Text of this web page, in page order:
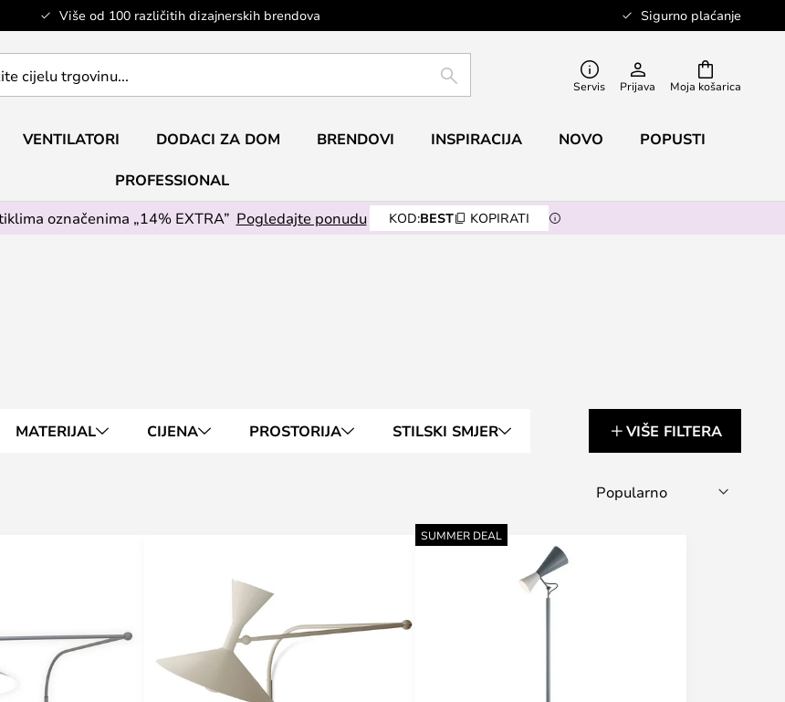
Više od 100 različitih dizajnerskih brendova Sigurno plaćanje
Moja košarica
TRAŽI Servis Prijava
VENTILATORI DODACI ZA DOM BRENDOVI INSPIRACIJA NOVO POPUSTI
PROFESSIONAL
označenima „14% EXTRA” Pogledajte ponudu KOD:BEST KOPIRATI
MATERIJAL CIJENA PROSTORIJA STILSKI SMJER VIŠE FILTERA
SUMMER DEAL